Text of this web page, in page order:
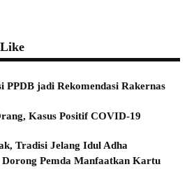
jadi Rekomendasi Rakernas
Kasus Positif COVID-19
Tradisi Jelang Idul Adha
Pemda Manfaatkan Kartu